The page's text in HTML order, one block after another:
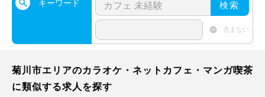
キーワード 検索
含まない
菊川市エリアのカラオケ・ネットカフェ・マンガ喫茶
に類似する求人を探す